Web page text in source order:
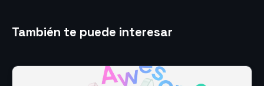
También te puede interesar